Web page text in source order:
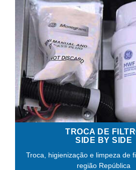
TROCA DE
SIDE BY SIDE
Troca, higienização e limpeza de
região República